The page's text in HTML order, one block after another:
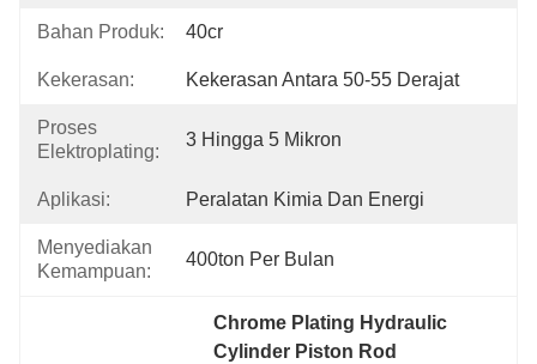
Bahan Produk: 40cr
Kekerasan: Kekerasan Antara 50-55 Derajat
Proses
Elektroplating:
3 Hingga 5 Mikron
Aplikasi: Peralatan Kimia Dan Energi
Menyediakan
Kemampuan:
400ton Per Bulan
Chrome Plating Hydraulic
Cylinder Piston Rod